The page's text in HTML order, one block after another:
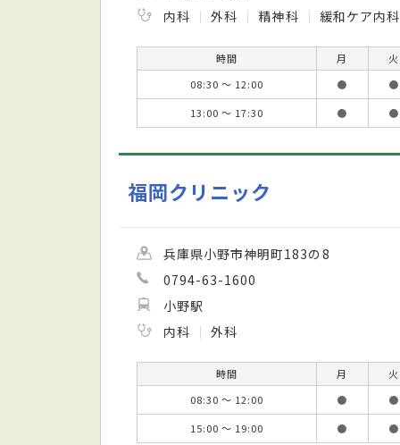
内科
外科 精神科 緩和ケア内科
時間 月 火
08:30 ～ 12:00
● ●
13:00 ～ 17:30
● ●
福岡クリニック
兵庫県小野市神明町183の8
0794-63-1600
小野駅
内科
外科
時間 月 火
08:30 ～ 12:00
● ●
15:00 ～ 19:00
● ●